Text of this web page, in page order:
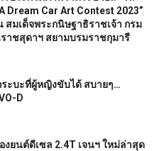
Dream Car Art Contest 2023”
สมเด็จพระกนิษฐาธิราชเจ้า กรม
าชสุดาฯ สยามบรมราชกุมารี
ะบะที่ผู้หญิงขับได้ สบายๆ…
D
งยนต์ดีเซล 2.4T เจนฯ ใหม่ล่าสุด